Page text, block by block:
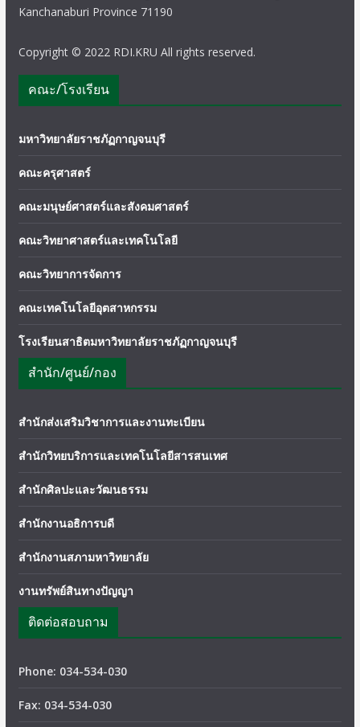
Kanchanaburi Province 71190
Copyright © 2022 RDI.KRU All rights reserved.
คณะ/โรงเรียน
มหาวิทยาลัยราชภัฏกาญจนบุรี
คณะครุศาสตร์
คณะมนุษย์ศาสตร์และสังคมศาสตร์
คณะวิทยาศาสตร์และเทคโนโลยี
คณะวิทยาการจัดการ
คณะเทคโนโลยีอุตสาหกรรม
โรงเรียนสาธิตมหาวิทยาลัยราชภัฏกาญจนบุรี
สำนัก/ศูนย์/กอง
สำนักส่งเสริมวิชาการและงานทะเบียน
สำนักวิทยบริการและเทคโนโลยีสารสนเทศ
สำนักศิลปะและวัฒนธรรม
สำนักงานอธิการบดี
สำนักงานสภามหาวิทยาลัย
งานทรัพย์สินทางปัญญา
ติดต่อสอบถาม
Phone: 034-534-030
Fax: 034-534-030